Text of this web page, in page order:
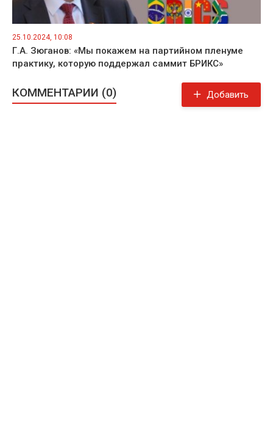
25.10.2024, 10:08
Г.А. Зюганов: «Мы покажем на партийном пленуме
практику, которую поддержал саммит БРИКС»
КОММЕНТАРИИ (0) Добавить